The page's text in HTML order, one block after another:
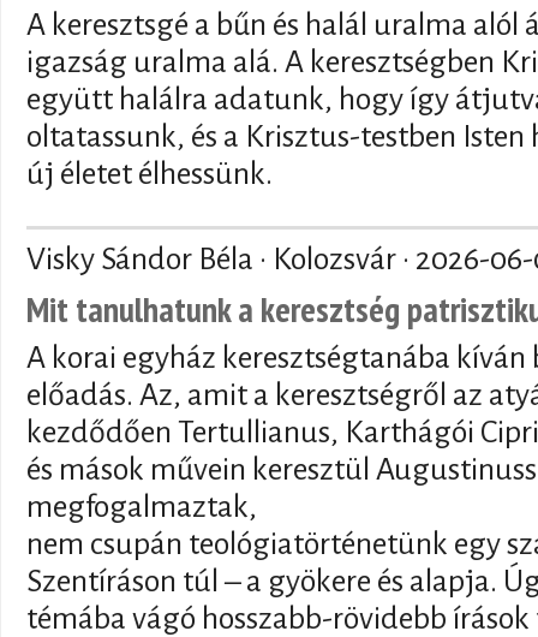
A keresztsgé a bűn és halál uralma alól
igazság uralma alá. A keresztségben
együtt halálra adatunk, hogy így
oltatassunk, és a Krisztus-testben
új életet élhessünk.
Visky Sándor Béla · Kolozsvár · 2026-
Mit tanulhatunk a keresztség
A korai egyház keresztségtanába
előadás. Az, amit a keresztségről az
kezdődően Tertullianus, Karthágói
és mások művein keresztül
megfogalmaztak,
nem csupán teológiatörténetünk egy
Szentíráson túl – a gyökere és alapja.
témába vágó hosszabb-rövidebb